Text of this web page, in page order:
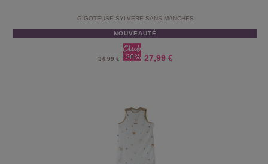
GIGOTEUSE SYLVERE SANS MANCHES
NOUVEAUTÉ
34,99 € 27,99 €